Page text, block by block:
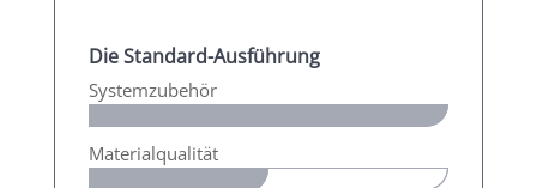
Die Standard-Ausführung
Systemzubehör
Materialqualität